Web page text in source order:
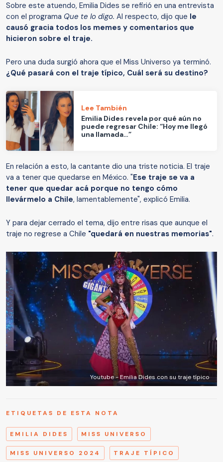
Sobre este atuendo, Emilia Dides se refirió en una entrevista
con el programa Que te lo digo. Al respecto, dijo que le
causó gracia todos los memes y comentarios que
hicieron sobre el traje.
Pero una duda surgió ahora que el Miss Universo ya terminó.
¿Qué pasará con el traje típico, Cuál será su destino?
Lee También
Emilia Dides revela por qué aún no
puede regresar Chile: “Hoy me llegó
una llamada…”
En relación a esto, la cantante dio una triste noticia. El traje
va a tener que quedarse en México. "Ese traje se va a
tener que quedar acá porque no tengo cómo
llevármelo a Chile, lamentablemente", explicó Emilia.
Y para dejar cerrado el tema, dijo entre risas que aunque el
traje no regrese a Chile "quedará en nuestras memorias".
Youtube - Emilia Dides con su traje típico
ETIQUETAS DE ESTA NOTA
EMILIA DIDES MISS UNIVERSO
MISS UNIVERSO 2024 TRAJE TÍPICO